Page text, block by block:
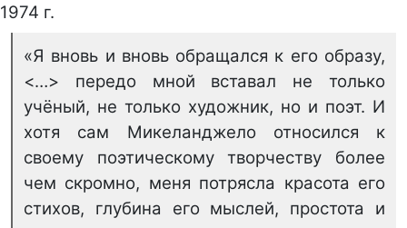
1974 г.
«Я вновь и вновь обращался к его образу,
<…> передо мной вставал не только
учёный, не только художник, но и поэт. И
хотя сам Микеланджело относился к
своему поэтическому творчеству более
чем скромно, меня потрясла красота его
стихов, глубина его мыслей, простота и